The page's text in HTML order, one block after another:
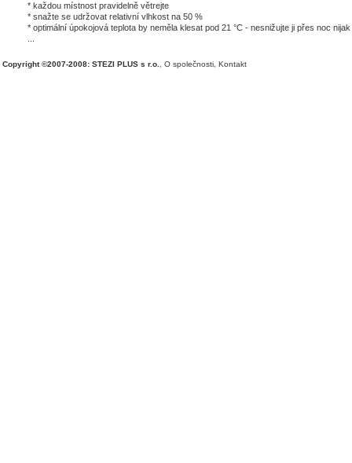
* každou místnost pravidelně větrejte
* snažte se udržovat relativní vlhkost na 50 %
* optimální úpokojová teplota by neměla klesat pod 21 °C - nesnižujte ji přes noc nijak
Copyright ©2007-2008: STEZI PLUS s r.o. O společnosti Kontakt